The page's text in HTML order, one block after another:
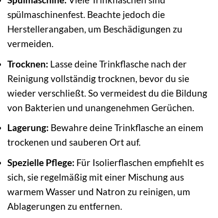
spülmaschinenfest. Beachte jedoch die
Herstellerangaben, um Beschädigungen zu
vermeiden.
Trocknen: Lasse deine Trinkflasche nach der
Reinigung vollständig trocknen, bevor du sie
wieder verschließt. So vermeidest du die Bildung
von Bakterien und unangenehmen Gerüchen.
Lagerung: Bewahre deine Trinkflasche an einem
trockenen und sauberen Ort auf.
Spezielle Pflege: Für Isolierflaschen empfiehlt es
sich, sie regelmäßig mit einer Mischung aus
warmem Wasser und Natron zu reinigen, um
Ablagerungen zu entfernen.